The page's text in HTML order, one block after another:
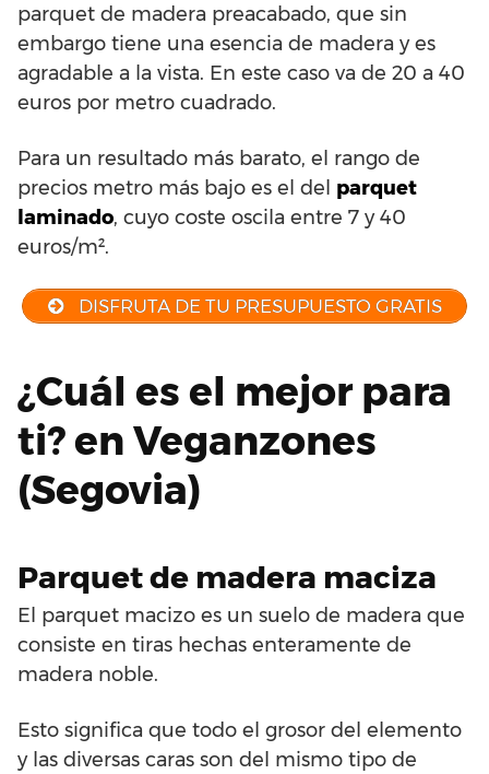
parquet de madera preacabado, que sin
embargo tiene una esencia de madera y es
agradable a la vista. En este caso va de 20 a 40
euros por metro cuadrado.
Para un resultado más barato, el rango de
precios metro más bajo es el del parquet
laminado, cuyo coste oscila entre 7 y 40
euros/m².
DISFRUTA DE TU PRESUPUESTO GRATIS
¿Cuál es el mejor para
ti? en Veganzones
(Segovia)
Parquet de madera maciza
El parquet macizo es un suelo de madera que
consiste en tiras hechas enteramente de
madera noble.
Esto significa que todo el grosor del elemento
y las diversas caras son del mismo tipo de